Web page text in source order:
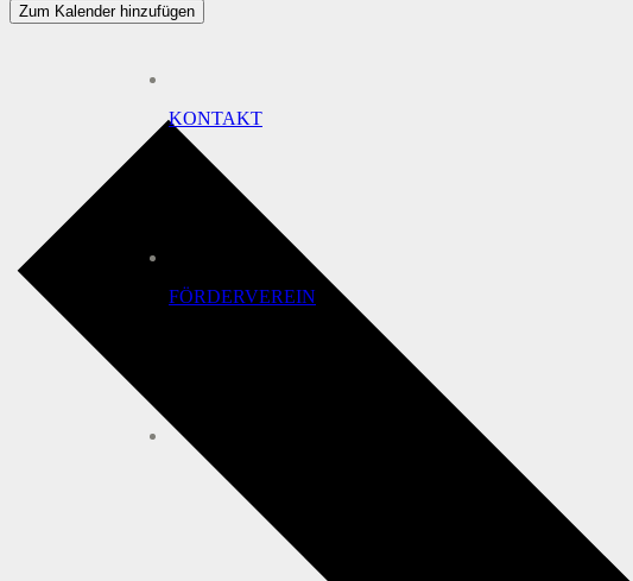
KONTAKT
FÖRDERVEREIN
Zum Kalender hinzufügen